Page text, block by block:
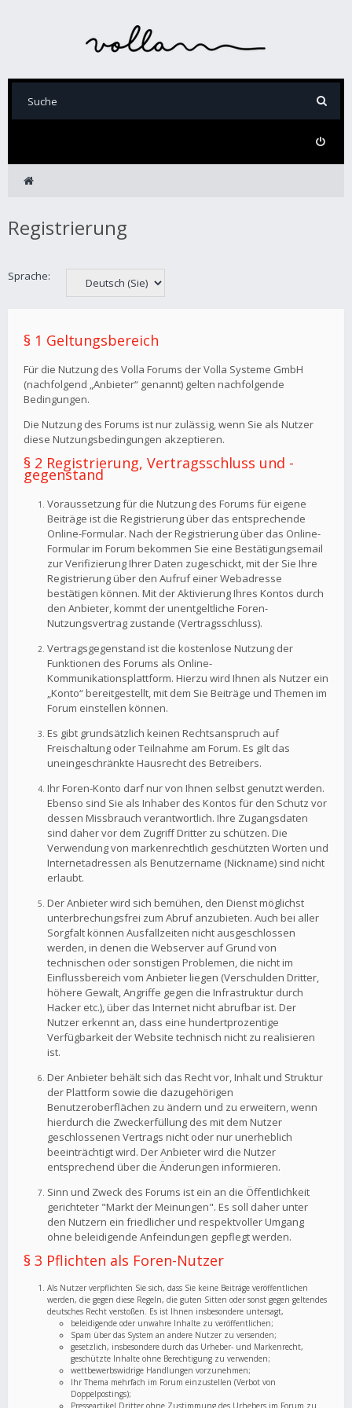
Registrierung
Sprache:
§ 1 Geltungsbereich
Für die Nutzung des Volla Forums der Volla Systeme GmbH
(nachfolgend „Anbieter“ genannt) gelten nachfolgende
Bedingungen.
Die Nutzung des Forums ist nur zulässig, wenn Sie als Nutzer
diese Nutzungsbedingungen akzeptieren.
§ 2 Registrierung, Vertragsschluss und -
gegenstand
Voraussetzung für die Nutzung des Forums für eigene
Beiträge ist die Registrierung über das entsprechende
Online-Formular. Nach der Registrierung über das Online-
Formular im Forum bekommen Sie eine Bestätigungsemail
zur Verifizierung Ihrer Daten zugeschickt, mit der Sie Ihre
Registrierung über den Aufruf einer Webadresse
bestätigen können. Mit der Aktivierung Ihres Kontos durch
den Anbieter, kommt der unentgeltliche Foren-
Nutzungsvertrag zustande (Vertragsschluss).
Vertragsgegenstand ist die kostenlose Nutzung der
Funktionen des Forums als Online-
Kommunikationsplattform. Hierzu wird Ihnen als Nutzer ein
„Konto“ bereitgestellt, mit dem Sie Beiträge und Themen im
Forum einstellen können.
Es gibt grundsätzlich keinen Rechtsanspruch auf
Freischaltung oder Teilnahme am Forum. Es gilt das
uneingeschränkte Hausrecht des Betreibers.
Ihr Foren-Konto darf nur von Ihnen selbst genutzt werden.
Ebenso sind Sie als Inhaber des Kontos für den Schutz vor
dessen Missbrauch verantwortlich. Ihre Zugangsdaten
sind daher vor dem Zugriff Dritter zu schützen. Die
Verwendung von markenrechtlich geschützten Worten und
Internetadressen als Benutzername (Nickname) sind nicht
erlaubt.
Der Anbieter wird sich bemühen, den Dienst möglichst
unterbrechungsfrei zum Abruf anzubieten. Auch bei aller
Sorgfalt können Ausfallzeiten nicht ausgeschlossen
werden, in denen die Webserver auf Grund von
technischen oder sonstigen Problemen, die nicht im
Einflussbereich vom Anbieter liegen (Verschulden Dritter,
höhere Gewalt, Angriffe gegen die Infrastruktur durch
Hacker etc.), über das Internet nicht abrufbar ist. Der
Nutzer erkennt an, dass eine hundertprozentige
Verfügbarkeit der Website technisch nicht zu realisieren
ist.
Der Anbieter behält sich das Recht vor, Inhalt und Struktur
der Plattform sowie die dazugehörigen
Benutzeroberflächen zu ändern und zu erweitern, wenn
hierdurch die Zweckerfüllung des mit dem Nutzer
geschlossenen Vertrags nicht oder nur unerheblich
beeinträchtigt wird. Der Anbieter wird die Nutzer
entsprechend über die Änderungen informieren.
Sinn und Zweck des Forums ist ein an die Öffentlichkeit
gerichteter "Markt der Meinungen". Es soll daher unter
den Nutzern ein friedlicher und respektvoller Umgang
ohne beleidigende Anfeindungen gepflegt werden.
§ 3 Pflichten als Foren-Nutzer
Als Nutzer verpflichten Sie sich, dass Sie keine Beiträge veröffentlichen
werden, die gegen diese Regeln, die guten Sitten oder sonst gegen geltendes
deutsches Recht verstoßen. Es ist Ihnen insbesondere untersagt,
beleidigende oder unwahre Inhalte zu veröffentlichen;
Spam über das System an andere Nutzer zu versenden;
gesetzlich, insbesondere durch das Urheber- und Markenrecht,
geschützte Inhalte ohne Berechtigung zu verwenden;
wettbewerbswidrige Handlungen vorzunehmen;
Ihr Thema mehrfach im Forum einzustellen (Verbot von
Doppelpostings);
Presseartikel Dritter ohne Zustimmung des Urhebers im Forum zu